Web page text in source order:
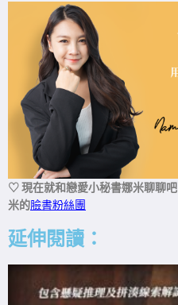
♡ 現在就和戀愛小秘書娜米聊聊吧
米的臉書粉絲團
延伸閱讀：